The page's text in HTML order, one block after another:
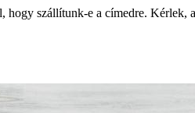
szállítunk-e a címedre. Kérlek,